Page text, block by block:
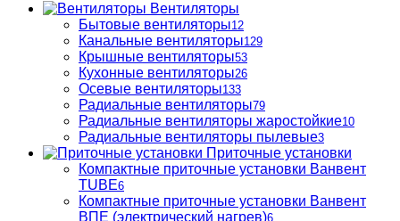
Вентиляторы
Бытовые вентиляторы12
Канальные вентиляторы129
Крышные вентиляторы53
Кухонные вентиляторы26
Осевые вентиляторы133
Радиальные вентиляторы79
Радиальные вентиляторы жаростойкие10
Радиальные вентиляторы пылевые3
Приточные установки
Компактные приточные установки Ванвент
TUBE6
Компактные приточные установки Ванвент
ВПЕ (электрический нагрев)6